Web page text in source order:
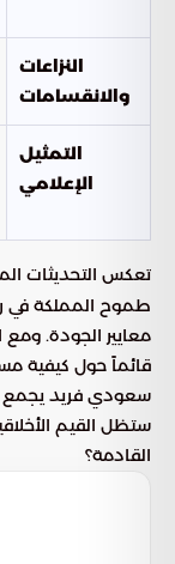
النزاعات
والانقسامات
التمثيل
الإعلامي
تعكس التحديثات
طموح المملكة في
معايير الجودة. ومع
قائماً حول كيفية
سعودي فريد يجمع
ستظل القيم
القادمة؟